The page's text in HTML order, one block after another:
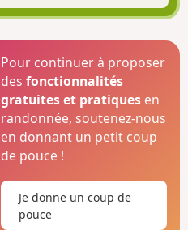
Pour continuer à proposer
desfonctionnalités
gratuites et pratiques en
randonnée, soutenez-nous
en donnant un petit coup
de pouce !
Je donne un coup de
pouce